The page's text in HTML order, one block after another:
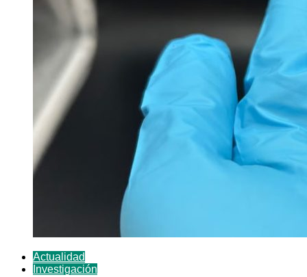
Actualidad
Investigación